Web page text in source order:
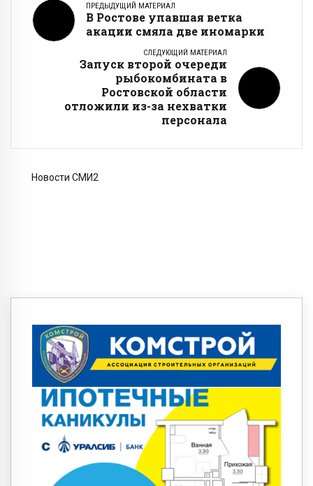
ПРЕДЫДУЩИЙ МАТЕРИАЛ
В Ростове упавшая ветка
акации смяла две иномарки
СЛЕДУЮЩИЙ МАТЕРИАЛ
Запуск второй очереди
рыбокомбината в
Ростовской области
отложили из-за нехватки
персонала
Новости СМИ2